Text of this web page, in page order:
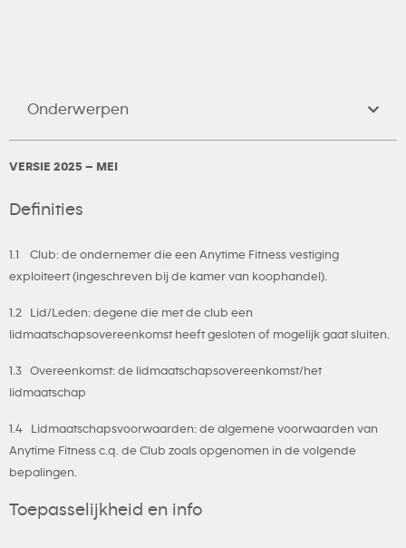
Onderwerpen
VERSIE 2025 – MEI
Definities
1.1 Club: de ondernemer die een Anytime Fitness vestiging
exploiteert (ingeschreven bij de kamer van koophandel).
1.2 Lid/Leden: degene die met de club een
lidmaatschapsovereenkomst heeft gesloten of mogelijk gaat sluiten.
1.3 Overeenkomst: de lidmaatschapsovereenkomst/het
lidmaatschap
1.4 Lidmaatschapsvoorwaarden: de algemene voorwaarden van
Anytime Fitness c.q. de Club zoals opgenomen in de volgende
bepalingen.
Toepasselijkheid en info